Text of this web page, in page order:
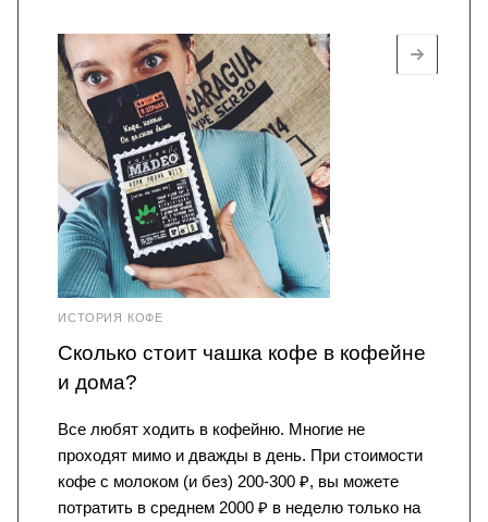
ИСТОРИЯ КОФЕ
Сколько стоит чашка кофе в кофейне
и дома?
Все любят ходить в кофейню. Многие не
проходят мимо и дважды в день. При стоимости
кофе с молоком (и без) 200-300 ₽, вы можете
потратить в среднем 2000 ₽ в неделю только на